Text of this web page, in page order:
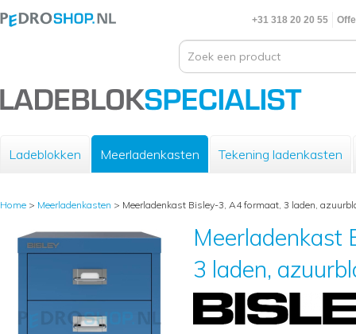
+31 318 20 20 55
Ladeblokken Meerladenkasten Tekening ladenkasten
Home > Meerladenkasten > Meerladenkast Bisley-3, A4 formaat, 3 laden,
Meerladenkast
3 laden,